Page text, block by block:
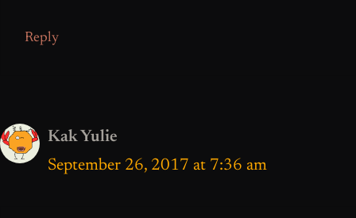
Reply
Kak Yulie
September 26, 2017 at 7:36 am